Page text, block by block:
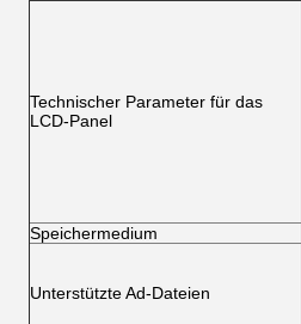
Technischer Parameter für das
LCD-Panel
Speichermedium
Unterstützte Ad-Dateien